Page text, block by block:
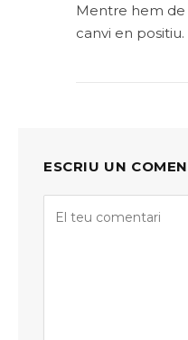
Mentre hem
canvi en positiu.
ESCRIU UN